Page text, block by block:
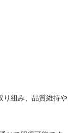
り組み、品質維持や